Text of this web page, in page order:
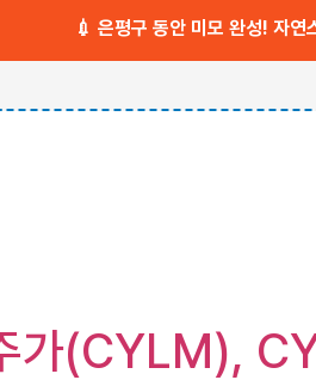
💉 은평구 동안 미모 완성! 자연
(CYLM),